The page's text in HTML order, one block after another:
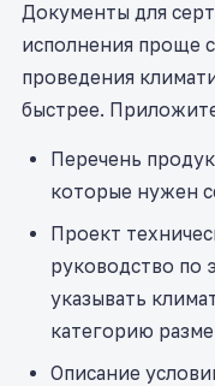
Документы для
исполнения проще
проведения
быстрее.
Перечень
которые нужен
Проект
руководство по
указывать
категорию
Описание